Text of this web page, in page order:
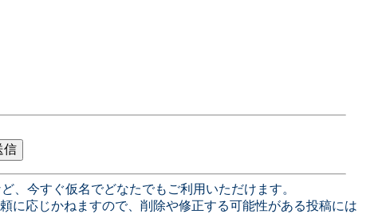
、今すぐ仮名でどなたでもご利用いただけます。
に応じかねますので、削除や修正する可能性がある投稿には